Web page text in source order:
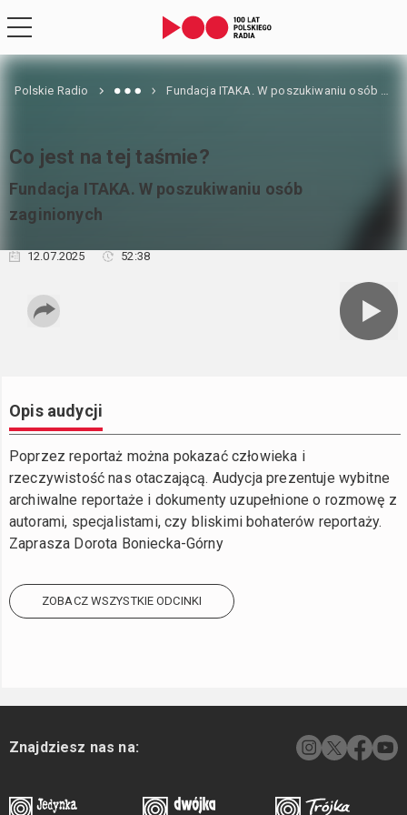
Polskie Radio Fundacja ITAKA. W poszukiwaniu osób zaginionych
Co jest na tej taśmie?
Fundacja ITAKA. W poszukiwaniu osób
zaginionych
12.07.2025 52:38
Opis audycji
Poprzez reportaż można pokazać człowieka i
rzeczywistość nas otaczającą. Audycja prezentuje wybitne
archiwalne reportaże i dokumenty uzupełnione o rozmowę z
autorami, specjalistami, czy bliskimi bohaterów reportaży.
Zaprasza Dorota Boniecka-Górny
ZOBACZ WSZYSTKIE ODCINKI
Znajdziesz nas na: